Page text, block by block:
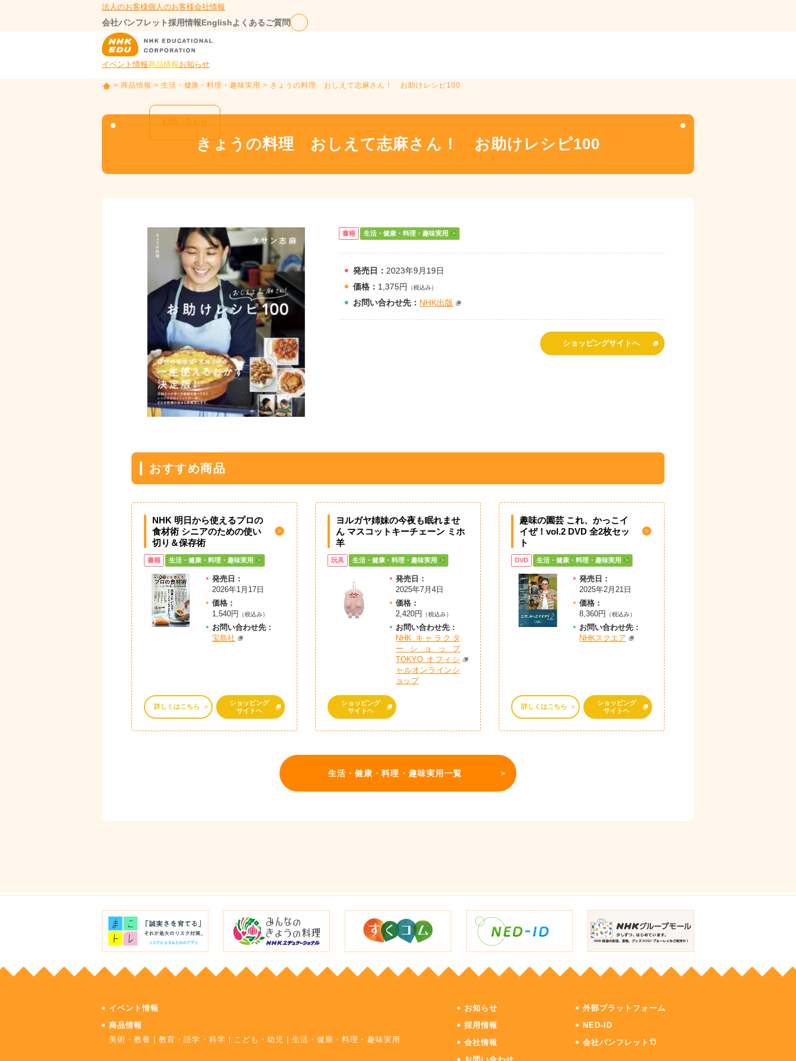
法人のお客様個人のお客様会社情報
会社パンフレット採用情報Englishよくあるご質問
イベント情報商品情報お知らせ
お問い合わせ
P
> 商品情報 > 生活・健康・料理・趣味実用 > きょうの料理 おしえて志麻さん！ お助けレシピ100
きょうの料理 おしえて志麻さん！ お助けレシピ100
書籍 生活・健康・料理・趣味実用
発売日： 2023年9月19日
価格： 1,375円 （税込み）
お問い合わせ先： NHK出版
ショッピングサイトへ
おすすめ商品
NHK 明日から使えるプロの
食材術 シニアのための使い
切り＆保存術
書籍 生活・健康・料理・趣味実用
発売日：
2026年1月17日
価格：
1,540円
（税込み）
お問い合わせ先：
宝島社
詳しくはこちら
ショッピング
サイトへ
ヨルガヤ姉妹の今夜も眠れませ
ん マスコットキーチェーン ミホ
羊
玩具 生活・健康・料理・趣味実用
発売日：
2025年7月4日
価格：
2,420円
（税込み）
お問い合わせ先：
NHK キャラクタ
ーショップ
TOKYO オフィシ
ャルオンラインシ
ョップ
ショッピング
サイトへ
趣味の園芸 これ、かっこイ
イぜ！vol.2 DVD 全2枚セッ
ト
DVD 生活・健康・料理・趣味実用
発売日：
2025年2月21日
価格：
8,360円
（税込み）
お問い合わせ先：
NHKスクエア
詳しくはこちら
ショッピング
サイトへ
生活・健康・料理・趣味実用一覧
イベント情報
商品情報
美術・教養
|教育・語学・科学 こども・幼児 |生活・健康・料理・趣味実用
お知らせ
採用情報
会社情報
外部プラットフォーム
NED-ID
会社パンフレット